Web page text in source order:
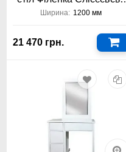
Меблі
Ширина: 1200 мм
21 470 грн.